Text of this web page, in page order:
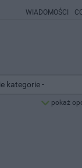
WIADOMOŚCI
pokaż